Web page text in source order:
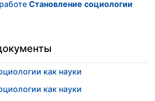
Становление социологии
как науки
как науки